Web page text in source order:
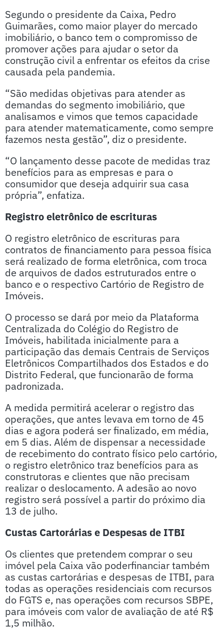
Segundo o presidente da Caixa, Pedro
Guimarães, como maior player do mercado
imobiliário, o banco tem o compromisso de
promover ações para ajudar o setor da
construção civil a enfrentar os efeitos da crise
causada pela pandemia.
“São medidas objetivas para atender as
demandas do segmento imobiliário, que
analisamos e vimos que temos capacidade
para atender matematicamente, como sempre
fazemos nesta gestão”, diz o presidente.
“O lançamento desse pacote de medidas traz
benefícios para as empresas e para o
consumidor que deseja adquirir sua casa
própria”, enfatiza.
Registro eletrônico de escrituras
O registro eletrônico de escrituras para
contratos de financiamento para pessoa física
será realizado de forma eletrônica, com troca
de arquivos de dados estruturados entre o
banco e o respectivo Cartório de Registro de
Imóveis.
O processo se dará por meio da Plataforma
Centralizada do Colégio do Registro de
Imóveis, habilitada inicialmente para a
participação das demais Centrais de Serviços
Eletrônicos Compartilhados dos Estados e do
Distrito Federal, que funcionarão de forma
padronizada.
A medida permitirá acelerar o registro das
operações, que antes levava em torno de 45
dias e agora poderá ser finalizado, em média,
em 5 dias. Além de dispensar a necessidade
de recebimento do contrato físico pelo cartório,
o registro eletrônico traz benefícios para as
construtoras e clientes que não precisam
realizar o deslocamento. A adesão ao novo
registro será possível a partir do próximo dia
13 de julho.
Custas Cartorárias e Despesas de ITBI
Os clientes que pretendem comprar o seu
imóvel pela Caixa vão poderfinanciar também
as custas cartorárias e despesas de ITBI, para
todas as operações residenciais com recursos
do FGTS e, nas operações com recursos SBPE,
para imóveis com valor de avaliação de até R$
1,5 milhão.